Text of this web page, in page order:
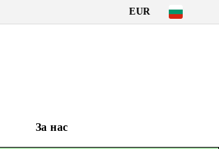
EUR
За нас